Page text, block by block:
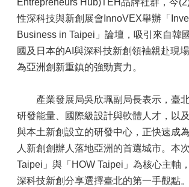
Entrepreneurs Hub)TEH品牌社群，今
性深科技與新創展會InnoVEX舉辦「
Business in Taipei」論壇，吸引來自韓
國及日本的AI與深科技新創領袖親赴現
為亞洲創新重鎮的強勁實力。
產業發展局吳欣珮副局長表示，臺北
研發能量、國際級設計與軟體人才，以
與本土新創設立的研發中心，正快速成
人新創創辦人落地亞洲的首選城市。本
Taipei」與「HOW Taipei」為核心主軸
深科技新創分享選擇臺北的第一手觀點。